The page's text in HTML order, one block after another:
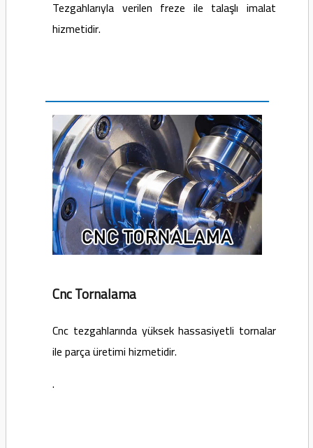
Tezgahlarıyla verilen freze ile talaşlı imalat
hizmetidir.
Cnc Tornalama
Cnc tezgahlarında yüksek hassasiyetli tornalar
ile parça üretimi hizmetidir.
.